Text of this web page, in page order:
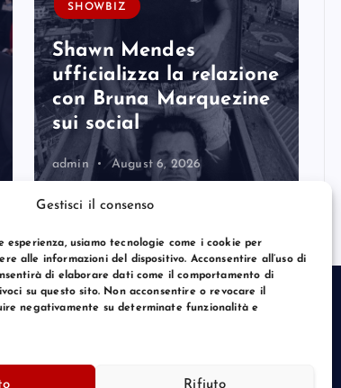
Gestisci il consenso
esperienza, usiamo tecnologie come i cookie per
alle informazioni del dispositivo. Acconsentire all’uso di
di elaborare dati come il comportamento di
su questo sito. Non acconsentire o revocare il
negativamente su determinate funzionalità e
Rifiuto
SHOWBIZ
Shawn Mendes
ufficializza la relazione
con Bruna Marquezine
sui social
admin August 6, 2026